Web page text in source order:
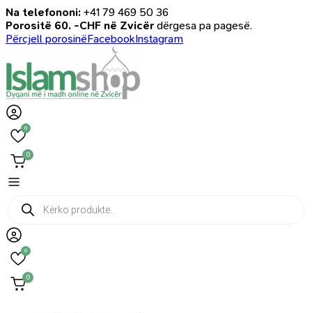
Na telefononi: +41 79 469 50 36
Porositë 60. -CHF në Zvicër dërgesa pa pagesë.
Përcjell porosinëFacebookInstagram
0
0
Products
search
0
0